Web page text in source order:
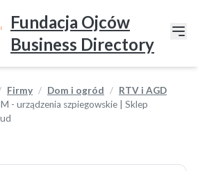
Fundacja Ojców
Business Directory
Firmy Dom i ogród
RTV i AGD
- urządzenia szpiegowskie | Sklep